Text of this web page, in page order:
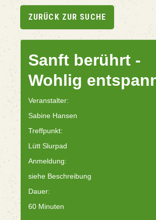
ZURÜCK ZUR SUCHE
Sanft berührt -
Wohlig
Veranstalter:
Sabine Hansen
Treffpunkt:
Lütt Slurpad
Anmeldung:
siehe Beschreibung
Dauer:
60 Minuten